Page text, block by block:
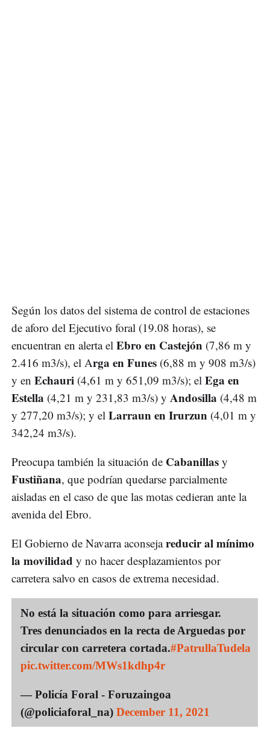
Según los datos del sistema de control de estaciones
de aforo del Ejecutivo foral (19.08 horas), se
encuentran en alerta el Ebro en Castejón (7,86 m y
2.416 m3/s), el Arga en Funes (6,88 m y 908 m3/s)
y en Echauri (4,61 m y 651,09 m3/s); el Ega en
Estella (4,21 m y 231,83 m3/s) y Andosilla (4,48 m
y 277,20 m3/s); y el LarraunenIrurzun (4,01 m y
342,24 m3/s).
Preocupa también la situación de Cabanillas y
Fustiñana, que podrían quedarse parcialmente
aisladas en el caso de que las motas cedieran ante la
avenida del Ebro.
El Gobierno de Navarra aconsejareducir al mínimo
la movilidad y no hacer desplazamientos por
carretera salvo en casos de extrema necesidad.
No está la situación como para arriesgar.
Tres denunciados en la recta de Arguedas por
circular con carretera cortada.#PatrullaTudela
pic.twitter.com/MWs1kdhp4r
— Policía Foral - Foruzaingoa
(@policiaforal_na) December 11, 2021